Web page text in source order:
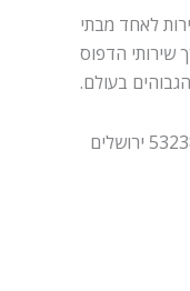
1988 והפך במהירות לאחד מבתי
שירותי הדפוס
בעולם.
פייר קניג 37 (פועלי צדק 2), ת.ד. 53238 ירושלים